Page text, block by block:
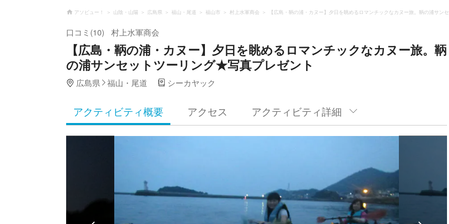
アソビュー！ 山陰・山陽 広島県 福山・尾道 福山市 村上水軍商会 【広島・鞆の浦・カヌー】夕日を眺めるロマンチックなカヌー旅。鞆の浦サン
口コミ(10) 村上水軍商会
【広島・鞆の浦・カヌー】夕日を眺めるロマンチックなカヌー旅。鞆
の浦サンセットツーリング★写真プレゼント
広島県 福山・尾道 シーカヤック
アクティビティ概要 アクセス アクティビティ詳細